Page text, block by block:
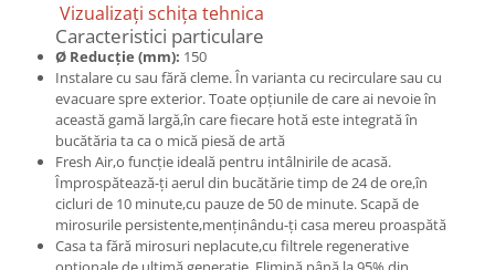
Vizualizați schița tehnica
Caracteristici particulare
Ø Reducție (mm): 150
Instalare cu sau fără cleme. În varianta cu recirculare sau cu
evacuare spre exterior. Toate opțiunile de care ai nevoie în
această gamă largă,în care fiecare hotă este integrată în
bucătăria ta ca o mică piesă de artă
Fresh Air,o funcție ideală pentru intâlnirile de acasă.
Împrospătează-ți aerul din bucătărie timp de 24 de ore,în
cicluri de 10 minute,cu pauze de 50 de minute. Scapă de
mirosurile persistente,menținându-ți casa mereu proaspătă
Casa ta fără mirosuri neplacute,cu filtrele regenerative